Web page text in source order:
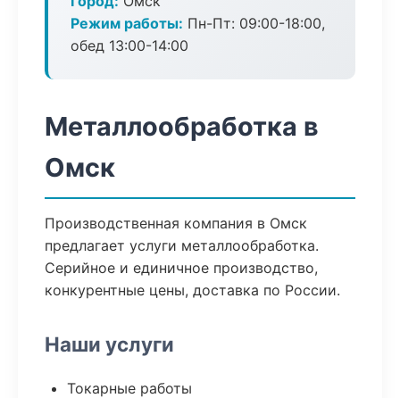
Режим работы: Пн-Пт: 09:00-18:00,
обед 13:00-14:00
Металлообработка в
Омск
Производственная компания в Омск
предлагает услуги металлообработка.
Серийное и единичное производство,
конкурентные цены, доставка по России.
Наши услуги
Токарные работы